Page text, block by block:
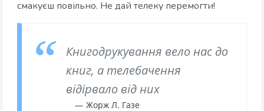
смакуєш повільно. Не дай телеку перемогти!
Книгодрукування вело нас до
книг, а телебачення
відірвало від них
Жорж Л. Газе